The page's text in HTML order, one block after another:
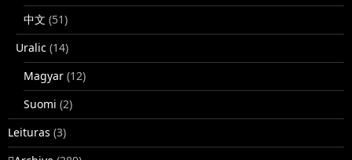
中文 (51)
Uralic (14)
Magyar (12)
Suomi (2)
Leituras (3)